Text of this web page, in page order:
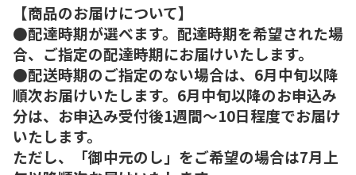
【商品のお届けについて】
●配達時期が選べます。配達時期を希望された場
合、ご指定の配達時期にお届けいたします。
●配送時期のご指定のない場合は、6月中旬以降
順次お届けいたします。6月中旬以降のお申込み
分は、お申込み受付後1週間～10日程度でお届け
いたします。
ただし、「御中元のし」をご希望の場合は7月上